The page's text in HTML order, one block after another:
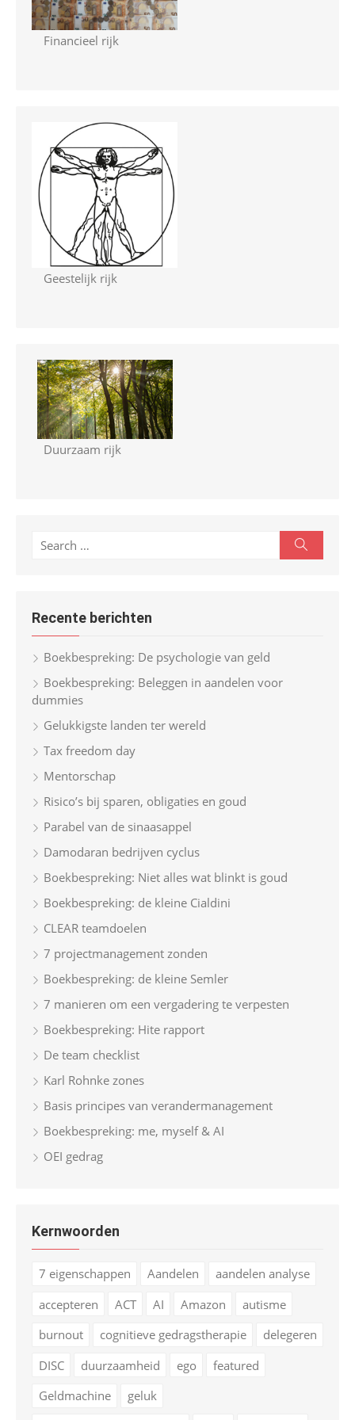
Financieel rijk
Geestelijk rijk
Duurzaam rijk
c
f
o
r
:
e
Recente berichten
Boekbespreking: De psychologie van geld
Boekbespreking: Beleggen in aandelen voor
dummies
Gelukkigste landen ter wereld
Tax freedom day
Mentorschap
Risico’s bij sparen, obligaties en goud
Parabel van de sinaasappel
Damodaran bedrijven cyclus
Boekbespreking: Niet alles wat blinkt is goud
Boekbespreking: de kleine Cialdini
CLEAR teamdoelen
7 projectmanagement zonden
Boekbespreking: de kleine Semler
7 manieren om een vergadering te verpesten
Boekbespreking: Hite rapport
De team checklist
Karl Rohnke zones
Basis principes van verandermanagement
Boekbespreking: me, myself & AI
OEI gedrag
Kernwoorden
7 eigenschappen Aandelen
aandelen analyse
accepteren
ACT AI Amazon
autisme
burnout
cognitieve gedragstherapie
delegeren
DISC
duurzaamheid ego
featured
Geldmachine
geluk